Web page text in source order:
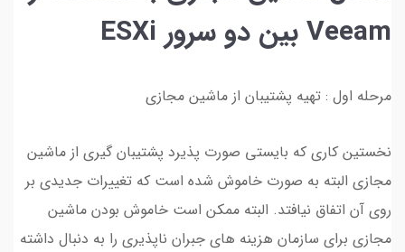
Veeam بین دو سرور ESXi
مرحله اول : تهیه پشتیبان از ماشین مجازی
نخستین کاری که بایستی صورت پذیرد پشتیبان گیری از ماشین
مجازی البته به صورت خاموش شده است که تغییرات جدیدی بر
روی آن اتفاق نیافتد. البته ممکن است خاموش بودن ماشین
مجازی برای سازمان هزینه های جبران ناپذیری را به دنبال داشته